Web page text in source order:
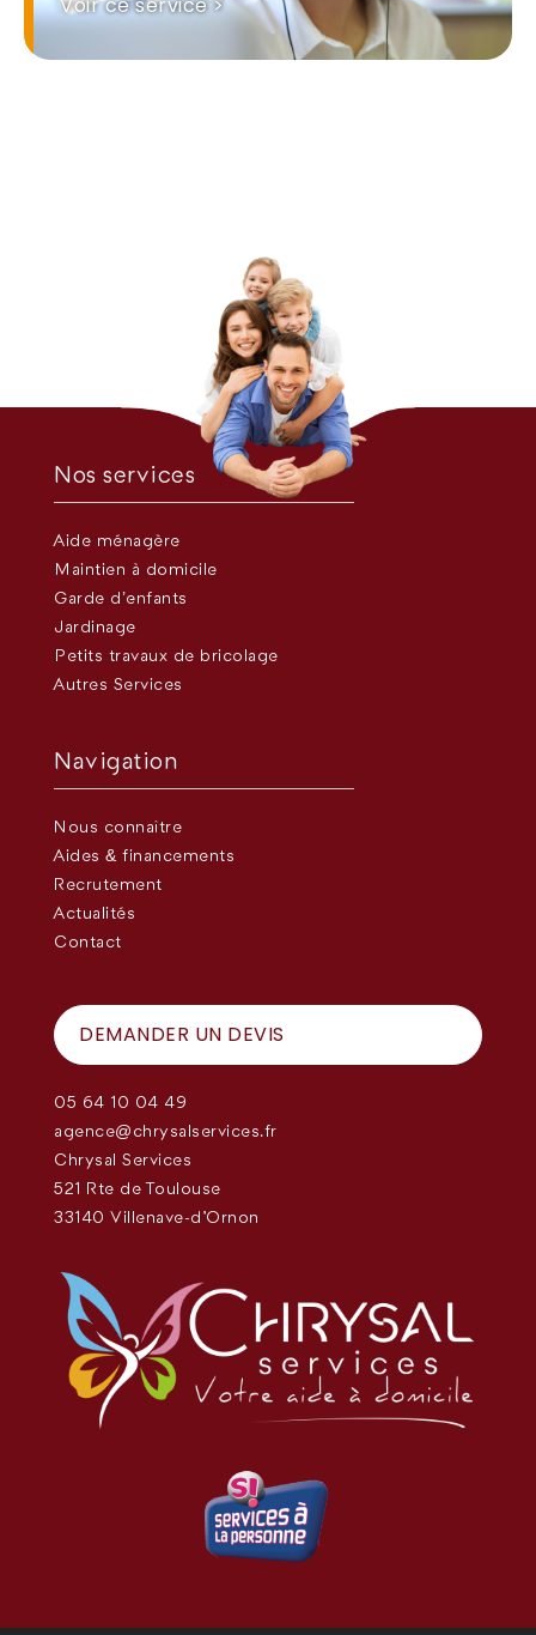
Nos services
Aide ménagère
Maintien à domicile
Garde d’enfants
Jardinage
Petits travaux de bricolage
Autres Services
Navigation
Nous connaître
Aides & financements
Recrutement
Actualités
Contact
DEMANDER UN DEVIS
05 64 10 04 49
agence@chrysalservices.fr
Chrysal Services
521 Rte de Toulouse
33140 Villenave-d'Ornon